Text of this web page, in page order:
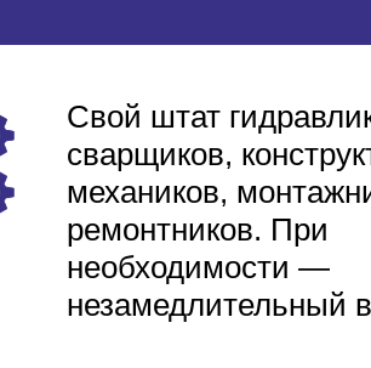
Свой штат
сварщиков,
механиков,
ремонтников. При
необходимости —
незамедлительный